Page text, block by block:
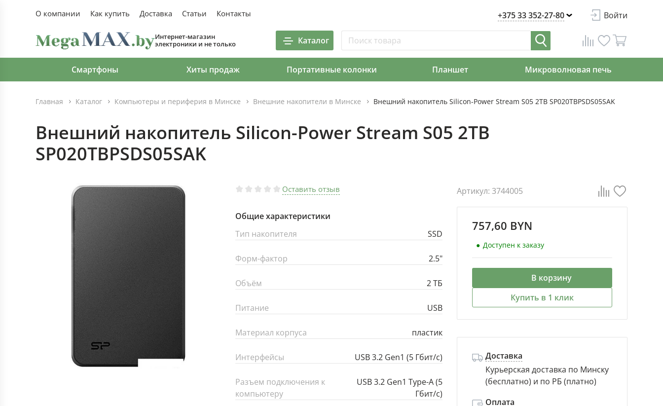
О компании Как купить Доставка Статьи Контакты +375 33 352-27-80 Войти
Интернет-магазин
электроники и не только
Каталог
Смартфоны Хиты продаж Портативные колонки Планшет Микроволновая печь
Главная Каталог Компьютеры и периферия в Минске Внешние накопители в Минске Внешний накопитель Silicon-Power Stream S05 2TB SP020TBPSDS05SAK
Внешний накопитель Silicon-Power Stream S05 2TB
SP020TBPSDS05SAK
Оставить отзыв
Общие характеристики
Тип накопителя
SSD
Форм-фактор 2.5"
Объём 2 ТБ
Питание USB
Материал корпуса пластик
Интерфейсы USB 3.2 Gen1 (5 Гбит/с)
Разъем подключения к
компьютеру
USB 3.2 Gen1 Type-A (5
Гбит/с)
Артикул: 3744005
757,60 BYN
Доступен к заказу
В корзину
Купить в 1 клик
Доставка
Курьерская доставка по Минску
(бесплатно) и по РБ (платно)
Оплата